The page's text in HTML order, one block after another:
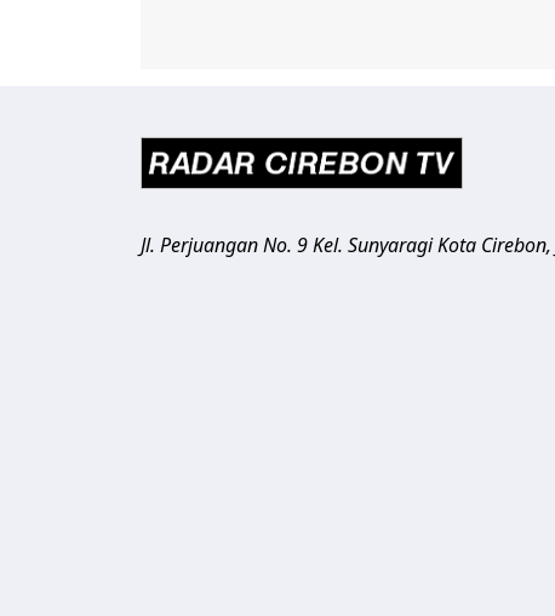
Jl. Perjuangan No. 9 Kel. SunyaragiKota Cirebon,